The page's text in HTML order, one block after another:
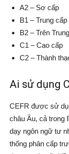
A2 – Sơ cấp
B1 – Trung cấp
B2 – Trên
C1 – Cao cấp
C2 – Thành
Ai sử dụng
CEFR được sử
châu Âu, cả trong
dạy ngôn ngữ tư
thống phân cấp